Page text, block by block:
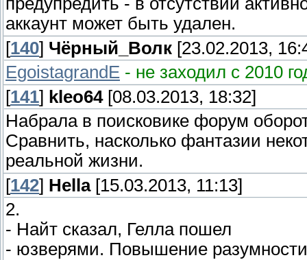
аккаунт может быть удален.
[140] Чёрный_Волк [23.02.2013,
EgoistagrandE - не заходил с 2010
[141] kleo64[08.03.2013, 18:32]
Набрала в поисковике форум
Сравнить, насколько фантазии
реальной жизни.
[142] Hella[15.03.2013, 11:13]
2.
- Найт сказал, Гелла пошел
- юзверями. Повышение разумности